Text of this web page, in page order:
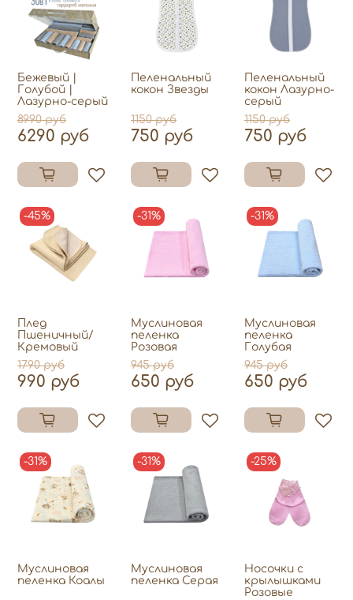
Бежевый |
Голубой |
Лазурно-серый
8990 руб
6290 руб
Пеленальный
кокон Звезды
1150 руб
750 руб
Пеленальный
кокон Лазурно-
серый
1150 руб
750 руб
-45%
Плед
Пшеничный/
Кремовый
1790 руб
990 руб
-31%
Муслиновая
пеленка
Розовая
945 руб
650 руб
-31%
Муслиновая
пеленка
Голубая
945 руб
650 руб
-31%
Муслиновая
пеленка Коалы
-31%
Муслиновая
пеленка Серая
-25%
Носочки с
крылышками
Розовые